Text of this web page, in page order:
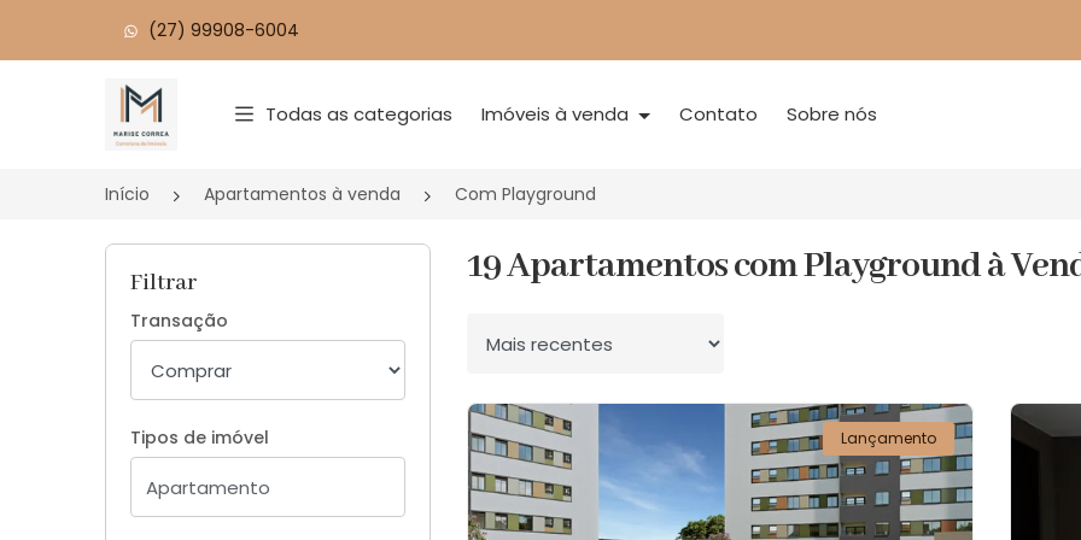
(27) 99908-6004
Página inicial
Todas as categorias Imóveis à venda Contato Sobre nós
Início Apartamentos à venda Com Playground
Filtrar
Transação
Tipos de imóvel
19 Apartamentos com Playground à
Ordenar por
Lançamento